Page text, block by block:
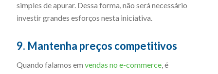
simples de apurar. Dessa forma, não será necessário
investir grandes esforços nesta iniciativa.
9. Mantenha preços competitivos
Quando falamos em vendas no e-commerce, é